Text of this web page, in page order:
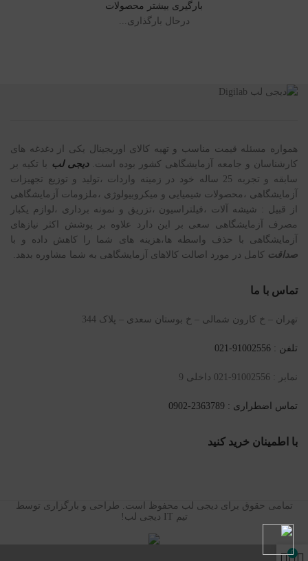
بارگیری بیشتر محصولات
درحال بارگذاری...
همواره مسئله قیمت مناسب و تهیه کالای اوریجینال یکی از دغدغه های
کارشناسان و جامعه آزمایشگاهی کشور بوده است.دیجی لب با تکیه بر
سابقه و تجربه 25 ساله خود در زمینه واردات ،تولید و توزیع تجهیزات
آزمایشگاهی ،محصولات شیمیایی و میکروبیولوژی ،ملزومات آزمایشگاهی
از قبیل : شیشه آلات ،فیلتراسیون ،تزریق و نمونه برداری ،لوازم یکبار
مصرف آزمایشگاهی سعی بر این دارد علاوه بر پوشش اکثر نیازهای
آزمایشگاهی با حذف واسطه ها،هزینه های شما را کاهش داده و با
صداقت کامل در مورد اصالت کالاهای آزمایشگاهی به شما مشاوره بدهد.
تماس با ما
تهران – خ کارون شمالی – خ بوستان سعدی – پلاک 344
تلفن : 91002556-021
نمابر : 91002556-021 داخلی 9
تماس اضطراری : 2363789-0902
با اطمینان خرید کنید
تمامی حقوق برای دیجی لب محفوظ است. طراحی و بارگزاری توسط
تیم IT دیجی لب!
0